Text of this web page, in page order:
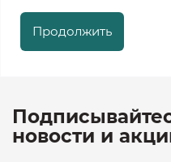
Продолжить
новости и